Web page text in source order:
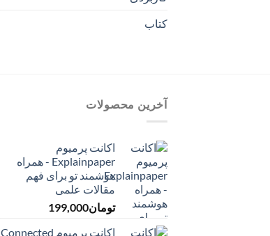
کتاب
آخرین محصولات
اکانت پرمیوم
Explainpaper - همراه
هوشمند تو برای فهم
مقالات علمی
تومان199,000
اکانت پرمیوم Connected